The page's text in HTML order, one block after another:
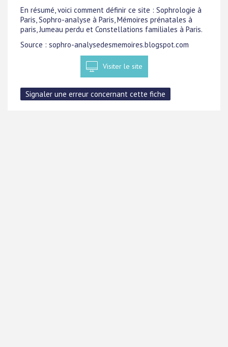
En résumé, voici comment définir ce site : Sophrologie à
Paris, Sophro-analyse à Paris, Mémoires prénatales à
paris, Jumeau perdu et Constellations familiales à Paris.
Source : sophro-analysedesmemoires.blogspot.com
Visiter le site